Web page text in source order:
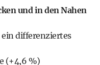
und in den Nahen
differenziertes
(+4,6 %)